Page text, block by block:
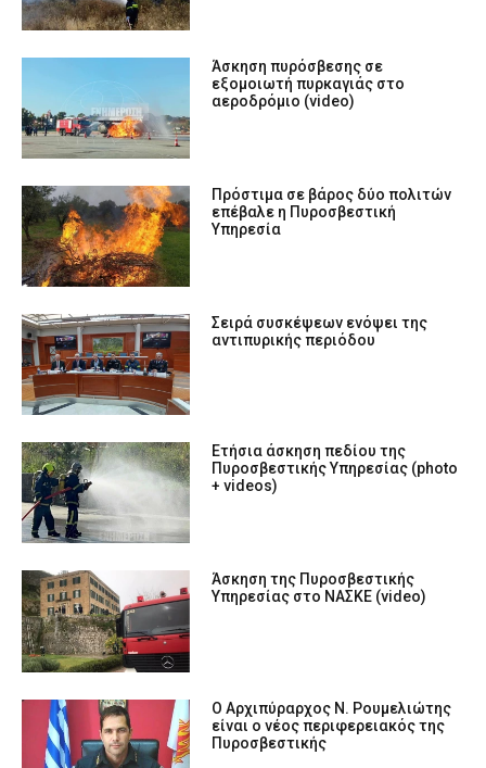
Άσκηση πυρόσβεσης σε
εξομοιωτή πυρκαγιάς στο
αεροδρόμιο (video)
Πρόστιμα σε βάρος δύο πολιτών
επέβαλε η Πυροσβεστική
Υπηρεσία
Σειρά συσκέψεων ενόψει της
αντιπυρικής περιόδου
Ετήσια άσκηση πεδίου της
Πυροσβεστικής Υπηρεσίας (photo
+ videos)
Άσκηση της Πυροσβεστικής
Υπηρεσίας στο ΝΑΣΚΕ (video)
Ο Αρχιπύραρχος Ν. Ρουμελιώτης
είναι ο νέος περιφερειακός της
Πυροσβεστικής